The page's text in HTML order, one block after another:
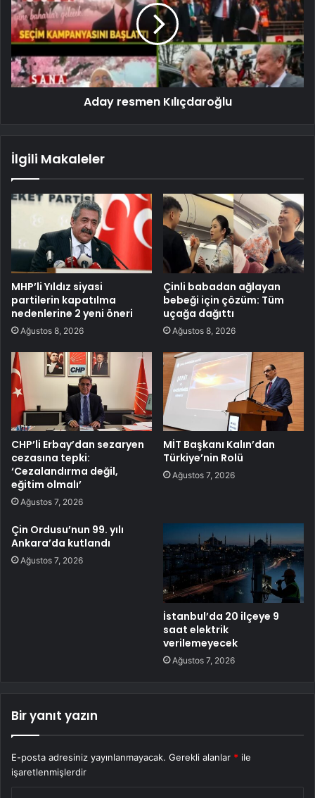
Aday resmen Kılıçdaroğlu
İlgili Makaleler
MHP’li Yıldız siyasi
partilerin kapatılma
nedenlerine 2 yeni öneri
Ağustos 8, 2026
Çinli babadan ağlayan
bebeği için çözüm: Tüm
uçağa dağıttı
Ağustos 8, 2026
CHP’li Erbay’dan sezaryen
cezasına tepki:
‘Cezalandırma değil,
eğitim olmalı’
Ağustos 7, 2026
MİT Başkanı Kalın’dan
Türkiye’nin Rolü
Ağustos 7, 2026
Çin Ordusu’nun 99. yılı
Ankara’da kutlandı
Ağustos 7, 2026
İstanbul’da 20 ilçeye 9
saat elektrik
verilemeyecek
Ağustos 7, 2026
Bir yanıt yazın
E-posta adresiniz yayınlanmayacak. Gerekli alanlar * ile
işaretlenmişlerdir